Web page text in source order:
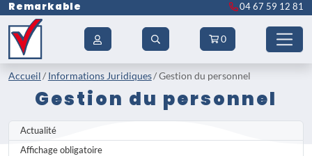
Remarkable 04 67 59 12 81
0
Accueil Informations Juridiques Gestion du personnel
Gestion du personnel
Actualité
Affichage obligatoire